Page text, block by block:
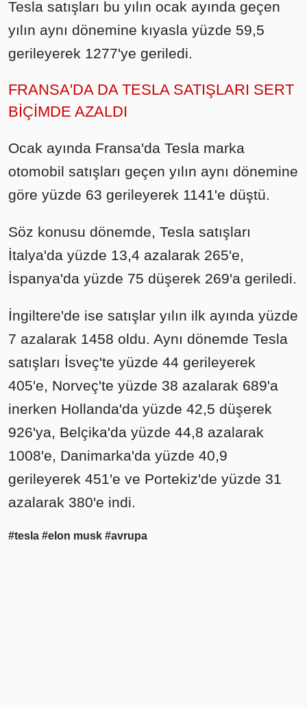
Tesla satışları bu yılın ocak ayında geçen
yılın aynı dönemine kıyasla yüzde 59,5
gerileyerek 1277'ye geriledi.
FRANSA'DA DA TESLA SATIŞLARI SERT
BİÇİMDE AZALDI
Ocak ayında Fransa'da Tesla marka
otomobil satışları geçen yılın aynı dönemine
göre yüzde 63 gerileyerek 1141'e düştü.
Söz konusu dönemde, Tesla satışları
İtalya'da yüzde 13,4 azalarak 265'e,
İspanya'da yüzde 75 düşerek 269'a geriledi.
İngiltere'de ise satışlar yılın ilk ayında yüzde
7 azalarak 1458 oldu. Aynı dönemde Tesla
satışları İsveç'te yüzde 44 gerileyerek
405'e, Norveç'te yüzde 38 azalarak 689'a
inerken Hollanda'da yüzde 42,5 düşerek
926'ya, Belçika'da yüzde 44,8 azalarak
1008'e, Danimarka'da yüzde 40,9
gerileyerek 451'e ve Portekiz'de yüzde 31
azalarak 380'e indi.
#tesla #elon musk #avrupa